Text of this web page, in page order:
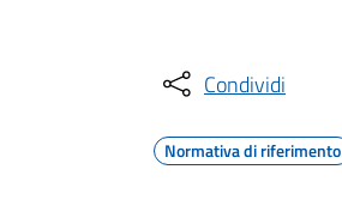
Condividi
Normativa di riferimento